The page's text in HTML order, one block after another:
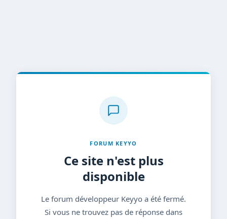
FORUM KEYYO
Ce site n'est plus
disponible
Le forum développeur Keyyo a été fermé.
Si vous ne trouvez pas de réponse dans